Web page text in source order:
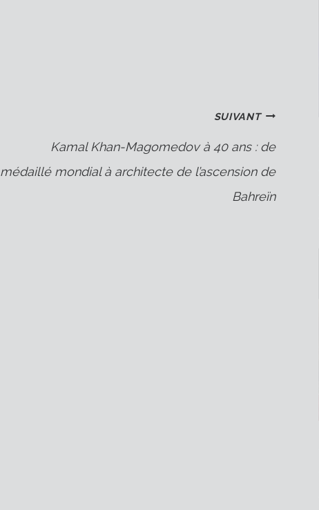
SUIVANT
Kamal Khan-Magomedov à 40 ans : de
médaillé mondial à architecte de l’ascension de
Bahreïn